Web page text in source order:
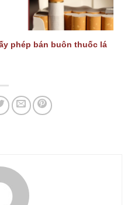
phép bán buôn thuốc lá